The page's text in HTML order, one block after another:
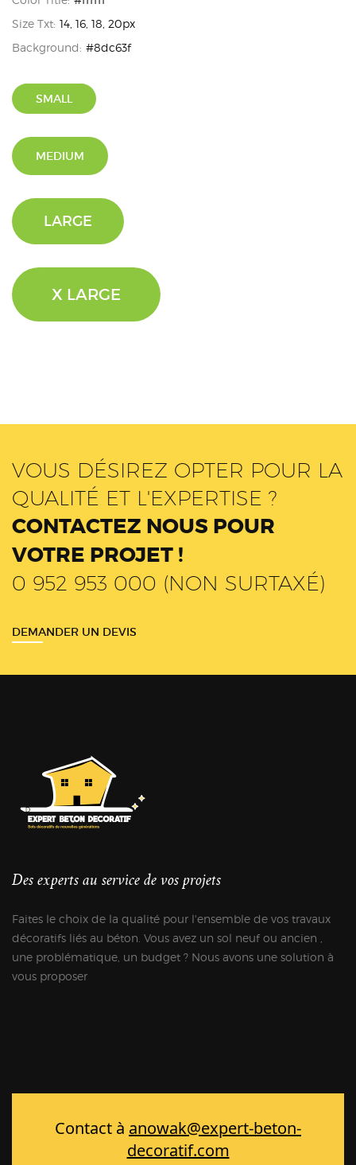
Size Txt: 14, 16, 18, 20px
Background: #8dc63f
SMALL
MEDIUM
LARGE
X LARGE
VOUS DÉSIREZ OPTER POUR LA
QUALITÉ ET L'EXPERTISE ?
CONTACTEZ NOUS POUR
VOTRE PROJET !
0 952 953 000 (NON SURTAXÉ)
DEMANDER UN DEVIS
Des experts au service de vos projets
Faites le choix de la qualité pour l'ensemble de vos travaux
décoratifs liés au béton. Vous avez un sol neuf ou ancien ,
une problématique, un budget ? Nous avons une solution à
vous proposer